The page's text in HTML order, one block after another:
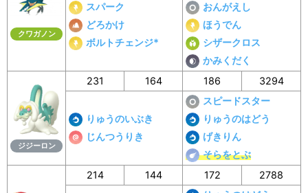
クワガノン
スパーク
どろかけ
ボルトチェンジ*
おんがえし
ほうでん
シザークロス
かみくだく
ジジーロン
231 164 186 3294
りゅうのいぶき
じんつうりき
スピードスター
りゅうのはどう
げきりん
そらをとぶ
214 144 172 2788